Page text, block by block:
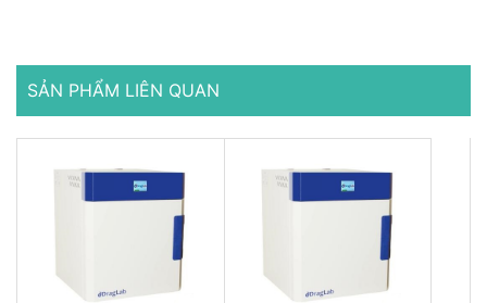
SẢN PHẨM LIÊN QUAN